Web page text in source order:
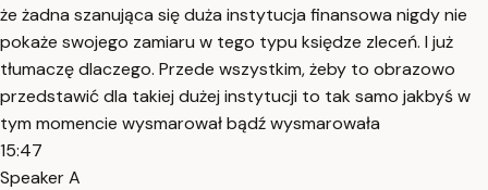
że żadna szanująca się duża instytucja finansowa nigdy nie
pokaże swojego zamiaru w tego typu księdze zleceń. I już
tłumaczę dlaczego. Przede wszystkim, żeby to obrazowo
przedstawić dla takiej dużej instytucji to tak samo jakbyś w
tym momencie wysmarował bądź wysmarowała
15:47
Speaker A